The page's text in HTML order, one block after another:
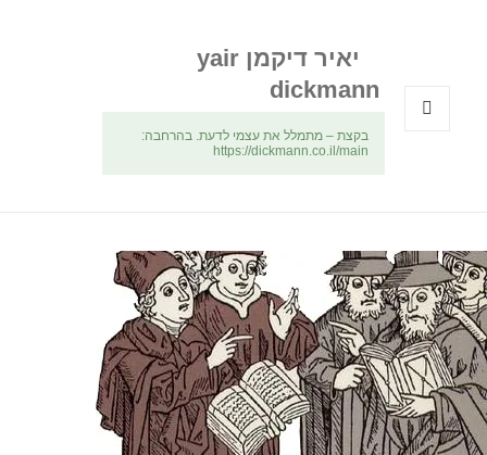
יאיר דיקמן yair
dickmann
בקצת – מתמלל את עצמי לדעת. בהרחבה:
https://dickmann.co.il/main